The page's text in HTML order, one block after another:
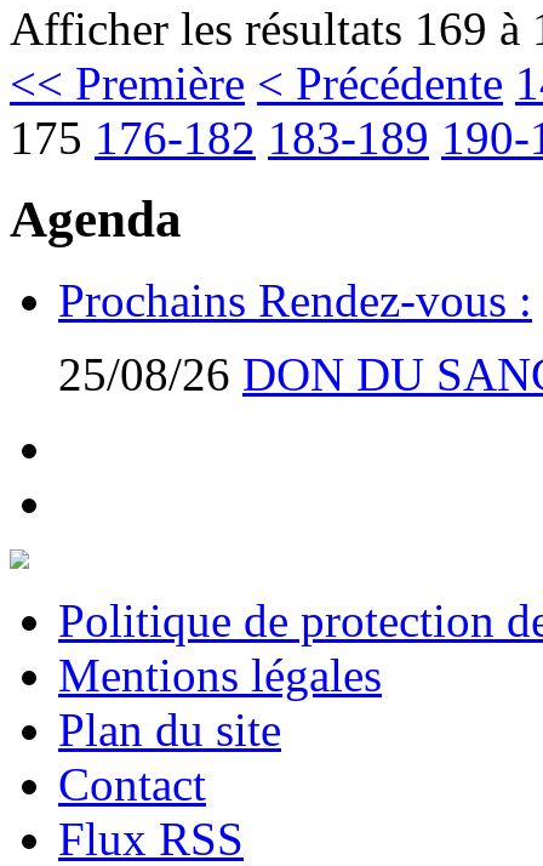
Afficher les résultats 169 à
<< Première < Précédente
175 176-182 183-189 190-
Agenda
Prochains Rendez-vous :
25/08/26 DON DU
Politique de protection
Mentions légales
Plan du site
Contact
Flux RSS